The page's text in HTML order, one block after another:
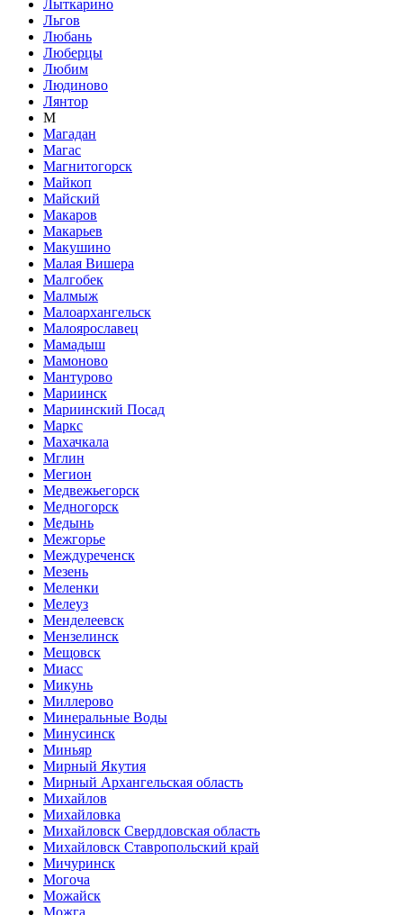
Лыткарино
Льгов
Любань
Люберцы
Любим
Людиново
Лянтор
М
Магадан
Магас
Магнитогорск
Майкоп
Майский
Макаров
Макарьев
Макушино
Малая Вишера
Малгобек
Малмыж
Малоархангельск
Малоярославец
Мамадыш
Мамоново
Мантурово
Мариинск
Мариинский Посад
Маркс
Махачкала
Мглин
Мегион
Медвежьегорск
Медногорск
Медынь
Межгорье
Междуреченск
Мезень
Меленки
Мелеуз
Менделеевск
Мензелинск
Мещовск
Миасс
Микунь
Миллерово
Минеральные Воды
Минусинск
Миньяр
Мирный Якутия
Мирный Архангельская область
Михайлов
Михайловка
Михайловск Свердловская область
Михайловск Ставропольский край
Мичуринск
Могоча
Можайск
Можга